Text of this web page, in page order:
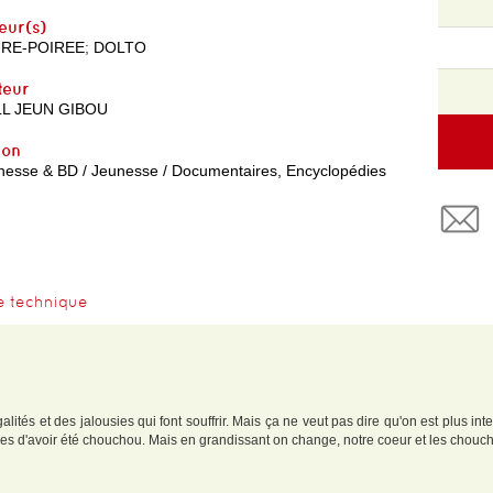
POIREE; DOLTO
JEUN GIBOU
& BD / Jeunesse / Documentaires, Encyclopédies
technique
et des jalousies qui font souffrir. Mais ça ne veut pas dire qu'on est plus
d'avoir été chouchou. Mais en grandissant on change, notre coeur et les